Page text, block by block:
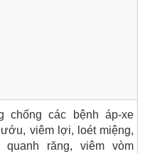
chống các bệnh áp-xe
viêm lợi, loét miệng,
răng, viêm vòm